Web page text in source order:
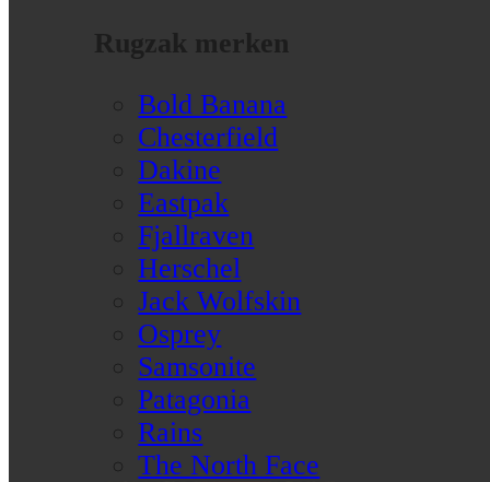
Rugzak merken
Bold Banana
Chesterfield
Dakine
Eastpak
Fjallraven
Herschel
Jack Wolfskin
Osprey
Samsonite
Patagonia
Rains
The North Face